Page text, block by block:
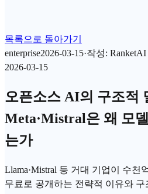
목록으로 돌아가기
enterprise2026-03-15·작성: RanketAI
2026-03-15
오픈소스 AI의 구조적
Meta·Mistral은 왜 모
는가
Llama·Mistral 등 거대 기업이 수천
무료로 공개하는 전략적 이유와